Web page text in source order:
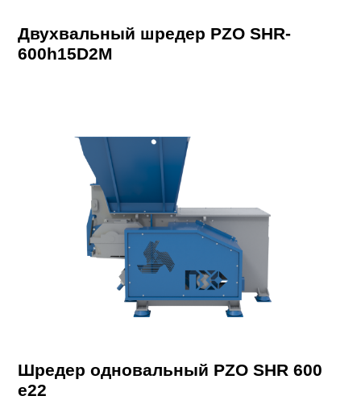
Двухвальный шредер PZO SHR-
600h15D2M
Шредер одновальный PZO SHR 600
e22